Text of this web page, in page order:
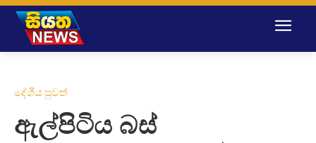
දේශීය පුවත්
​ඇල්පිටිය බස්